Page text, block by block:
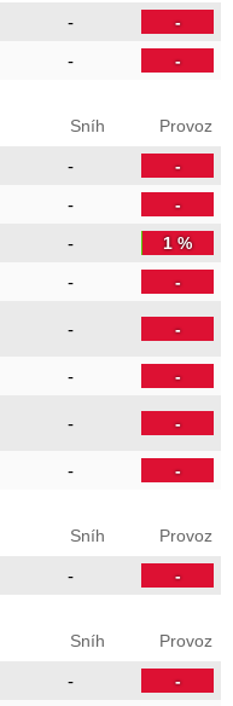
- -
- -
Sníh Provoz
- -
- -
- 1 %
- -
- -
- -
- -
- -
Sníh Provoz
- -
Sníh Provoz
- -